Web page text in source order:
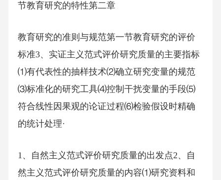
节教育研究的特性第二章
教育研究的准则与规范第一节教育研究的评价
标准3、实证主义范式评价研究质量的主要指标
⑴有代表性的抽样技术⑵确立研究变量的规范
⑶标准化的研究工具⑷控制干扰变量的手段⑸
符合线性因果观的论证过程⑹检验假设时精确
的统计处理·
1、自然主义范式评价研究质量的出发点2、自
然主义范式评价研究质量的内容⑴研究资料和